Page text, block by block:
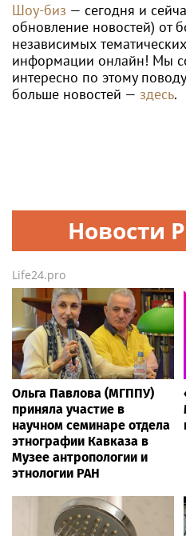
Шоу-биз — сегодня и
обновление новостей) от
независимых
информации онлайн! Мы
интересно по этому
больше новостей — здесь.
Новости
Life24.pro
Ольга Павлова (МГППУ)
приняла участие в
научном семинаре отдела
этнографии Кавказа в
Музее антропологии и
этнологии РАН